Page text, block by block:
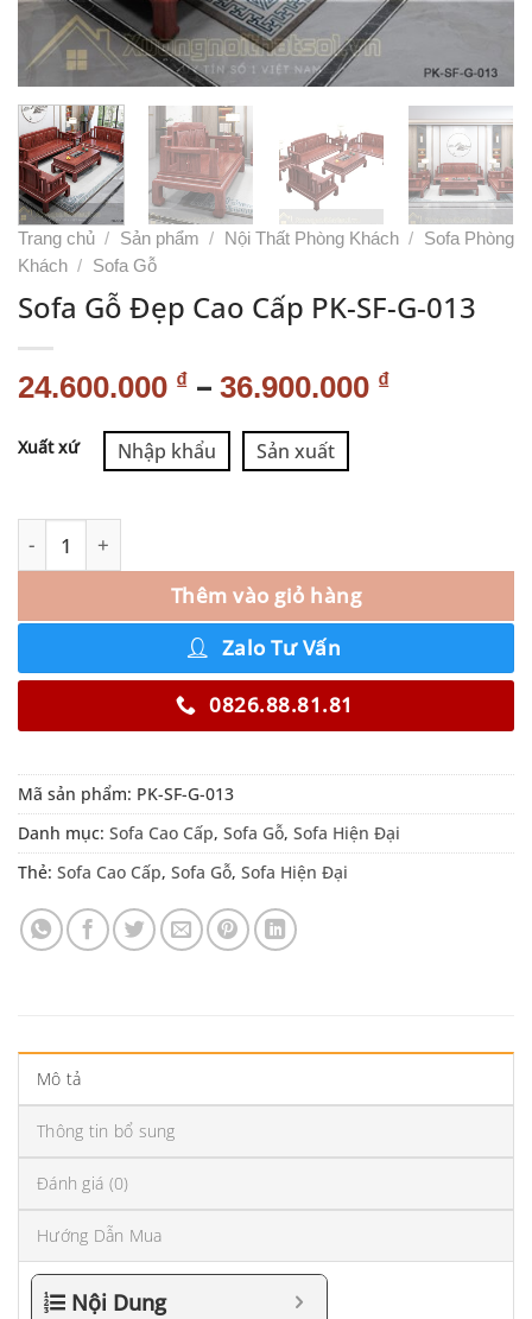
Trang chủ / Sản phẩm / Nội Thất Phòng Khách /
Sofa Phòng
Khách / Sofa Gỗ
Sofa Gỗ Đẹp Cao Cấp PK-SF-G-013
24.600.000 ₫ – 36.900.000 ₫
Xuất xứ Nhập khẩu Sản xuất
Thêm vào giỏ hàng
Alternative:
Zalo Tư Vấn
0826.88.81.81
Mã sản phẩm: PK-SF-G-013
Danh mục: Sofa Cao Cấp, Sofa Gỗ, Sofa Hiện Đại
Thẻ: Sofa Cao Cấp, Sofa Gỗ, Sofa Hiện Đại
Mô tả
Thông tin bổ sung
Đánh giá (0)
Hướng Dẫn Mua
Nội Dung